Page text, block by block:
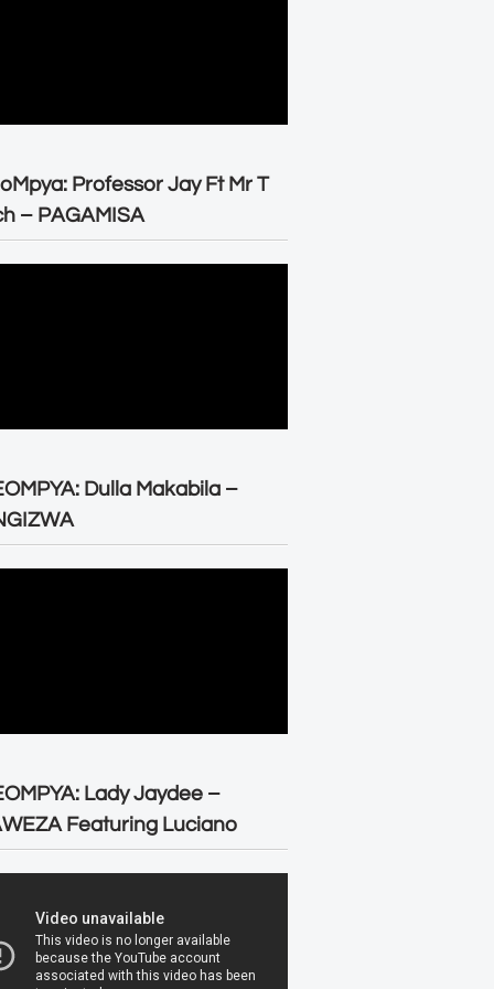
Professor Jay Ft Mr T
– PAGAMISA
Dulla Makabila –
Lady Jaydee –
Featuring Luciano